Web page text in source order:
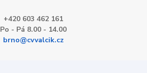
+420 603 462 161
Po - Pá 8.00 - 14.00
brno@cvvalcik.cz